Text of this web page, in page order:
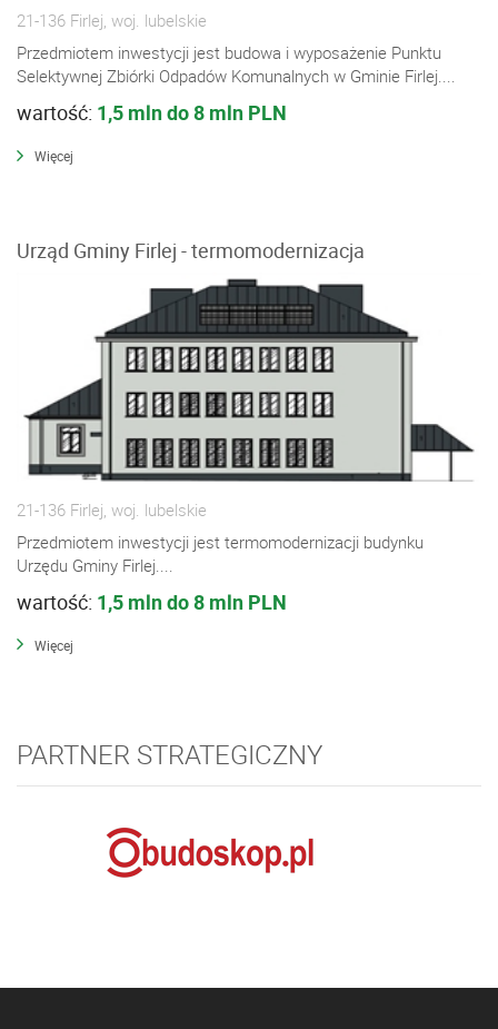
21-136 Firlej, woj. lubelskie
Przedmiotem inwestycji jest budowa i wyposażenie Punktu
Selektywnej Zbiórki Odpadów Komunalnych w Gminie Firlej....
wartość: 1,5 mln do 8 mln PLN
Więcej
Urząd Gminy Firlej - termomodernizacja
21-136 Firlej, woj. lubelskie
Przedmiotem inwestycji jest termomodernizacji budynku
Urzędu Gminy Firlej....
wartość: 1,5 mln do 8 mln PLN
Więcej
PARTNER STRATEGICZNY